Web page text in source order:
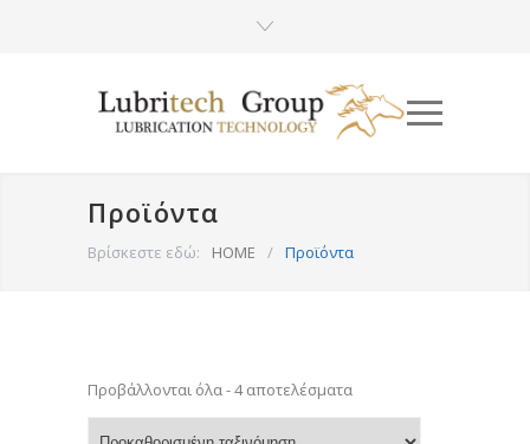
Προϊόντα
Βρίσκεστε εδώ: HOME / Προϊόντα
Προβάλλονται όλα - 4 αποτελέσματα